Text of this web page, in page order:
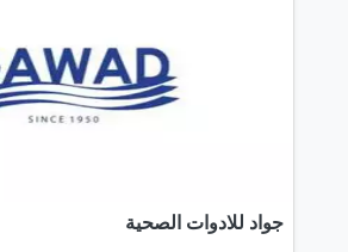
جواد للادوات الصحية